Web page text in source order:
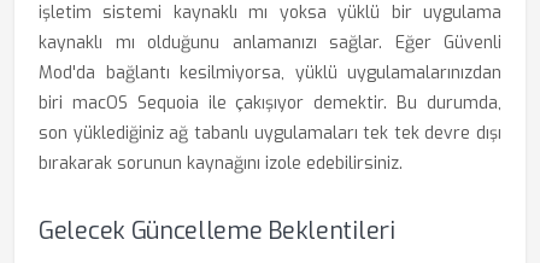
işletim sistemi kaynaklı mı yoksa yüklü bir uygulama
kaynaklı mı olduğunu anlamanızı sağlar. Eğer Güvenli
Mod'da bağlantı kesilmiyorsa, yüklü uygulamalarınızdan
biri macOS Sequoia ile çakışıyor demektir. Bu durumda,
son yüklediğiniz ağ tabanlı uygulamaları tek tek devre dışı
bırakarak sorunun kaynağını izole edebilirsiniz.
Gelecek Güncelleme Beklentileri